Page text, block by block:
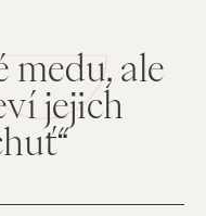
medu, ale
jejich